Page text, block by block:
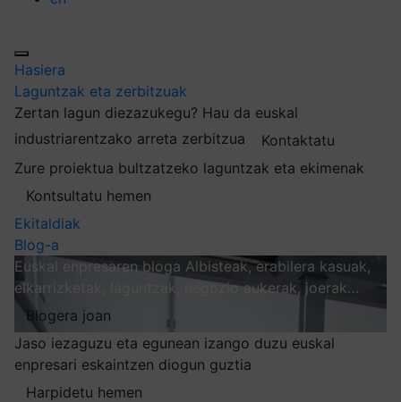
Hasiera
Laguntzak eta zerbitzuak
Zertan lagun diezazukegu? Hau da euskal
industriarentzako arreta zerbitzua
Kontaktatu
Zure proiektua bultzatzeko laguntzak eta ekimenak
Kontsultatu hemen
Ekitaldiak
Blog-a
Euskal enpresaren bloga Albisteak, erabilera kasuak,
elkarrizketak, laguntzak, negozio aukerak, joerak…
Blogera joan
Jaso iezaguzu eta egunean izango duzu euskal
enpresari eskaintzen diogun guztia
Harpidetu hemen